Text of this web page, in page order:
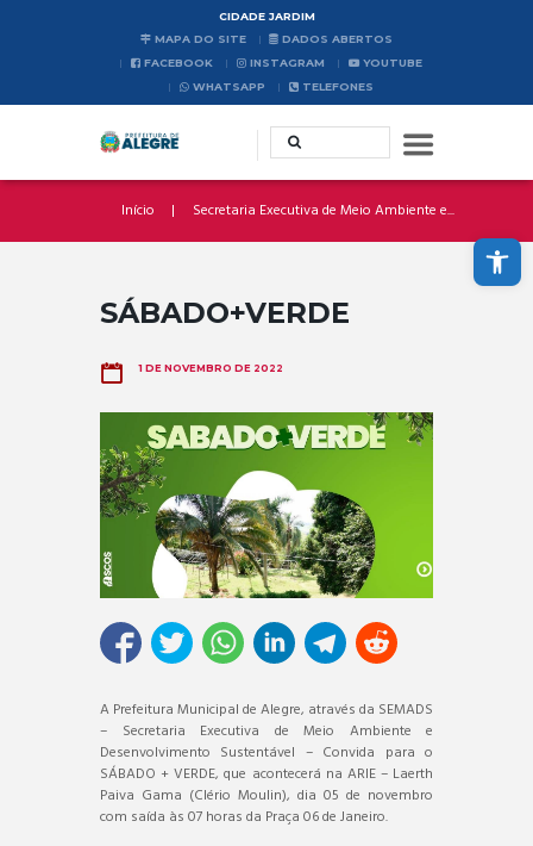
Abrir a barra de ferramentas
CIDADE JARDIM
MAPA DO SITE
DADOS ABERTOS
FACEBOOK
INSTAGRAM
YOUTUBE
WHATSAPP
TELEFONES
Início Secretaria Executiva de Meio Ambiente e...
SÁBADO+VERDE
1 DE NOVEMBRO DE 2022
A Prefeitura Municipal de Alegre, através da SEMADS
– Secretaria Executiva de Meio Ambiente e
Desenvolvimento Sustentável – Convida para o
SÁBADO + VERDE, que acontecerá na ARIE – Laerth
Paiva Gama (Clério Moulin), dia 05 de novembro
com saída às 07 horas da Praça 06 de Janeiro.